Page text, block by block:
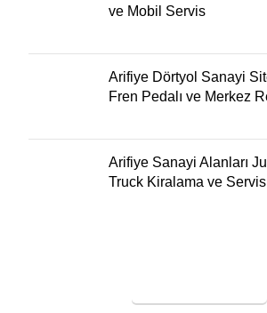
ve Mobil Servis
Arifiye Dörtyol Sanayi
Fren Pedalı ve Merkez
Arifiye Sanayi Alanları
Truck Kiralama ve
SERVİS TALEBİ